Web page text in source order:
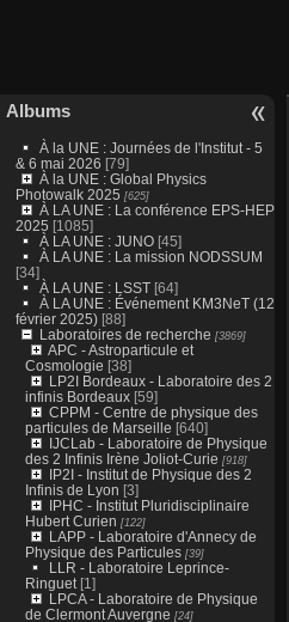
Albums
À la UNE : Journées de l'Institut - 5
& 6 mai 2026 [79]
À la UNE : Global Physics
Photowalk 2025 [625]
À LA UNE : La conférence EPS-HEP
2025 [1085]
À LA UNE : JUNO [45]
À LA UNE : La mission NODSSUM
[34]
À LA UNE : LSST[64]
À LA UNE : Événement KM3NeT (12
février 2025)[88]
Laboratoires de recherche [3869]
APC - Astroparticule et
Cosmologie [38]
LP2I Bordeaux - Laboratoire des 2
infinis Bordeaux[59]
CPPM - Centre de physique des
particules de Marseille [640]
IJCLab - Laboratoire de Physique
des 2 Infinis Irène Joliot-Curie [918]
IP2I - Institut de Physique des 2
Infinis de Lyon [3]
IPHC - Institut Pluridisciplinaire
Hubert Curien [122]
LAPP - Laboratoire d'Annecy de
Physique des Particules[39]
LLR - Laboratoire Leprince-
Ringuet[1]
LPCA - Laboratoire de Physique
de Clermont Auvergne [24]